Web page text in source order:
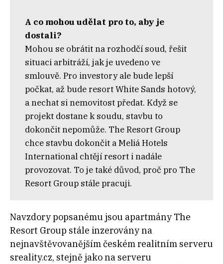
A co mohou udělat pro to, aby je
dostali?
Mohou se obrátit na rozhodčí soud, řešit
situaci arbitráží, jak je uvedeno ve
smlouvě. Pro investory ale bude lepší
počkat, až bude resort White Sands hotový,
a nechat si nemovitost předat. Když se
projekt dostane k soudu, stavbu to
dokončit nepomůže. The Resort Group
chce stavbu dokončit a Meliá Hotels
International chtějí resort i nadále
provozovat. To je také důvod, proč pro The
Resort Group stále pracuji.
Navzdory popsanému jsou apartmány The
Resort Group stále inzerovány na
nejnavštěvovanějším českém realitním serveru
sreality.cz, stejně jako na serveru